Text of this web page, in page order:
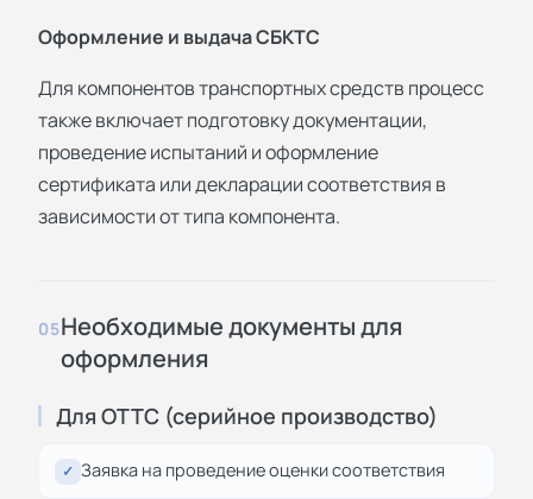
Оформление и выдача СБКТС
Для компонентов транспортных средств процесс
также включает подготовку документации,
проведение испытаний и оформление
сертификата илидекларации соответствия в
зависимости от типа компонента.
05Необходимые документы для
оформления
Для ОТТС (серийное производство)
✓ Заявка на проведение оценки соответствия